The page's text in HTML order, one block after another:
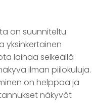
on suunniteltu
yksinkertainen
lainaa selkeällä
ilman piilokuluja.
on helppoa ja
näkyvät